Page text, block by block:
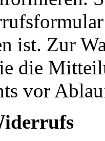
ist. Zur
die
vor